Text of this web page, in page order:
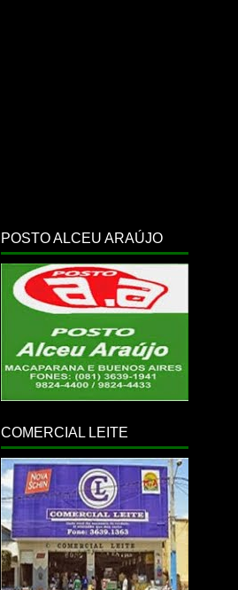
POSTO ALCEU ARAÚJO
COMERCIAL LEITE